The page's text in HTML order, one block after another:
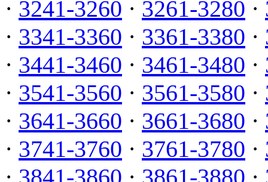
· 3241-3260 · 3261-3280 ·
· 3341-3360 · 3361-3380 ·
· 3441-3460 · 3461-3480 ·
· 3541-3560 · 3561-3580 ·
· 3641-3660 · 3661-3680 ·
· 3741-3760 · 3761-3780 ·